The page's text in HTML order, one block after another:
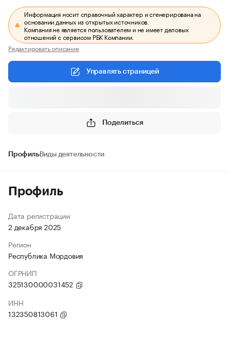
Информация носит справочный характер и сгенерирована на
основании данных из открытых источников.
Компания не является пользователем и не имеет деловых
отношений с сервисом РБК Компании.
Редактировать описание
Управлять страницей
Поделиться
ПрофильВиды деятельности
Профиль
Дата регистрации
2 декабря 2025
Регион
Республика Мордовия
ОГРНИП
325130000031452
ИНН
132350813061